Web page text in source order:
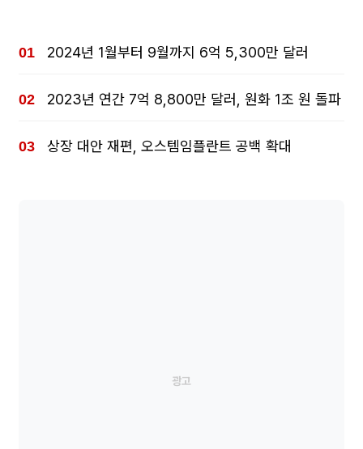
2024년 1월부터 9월까지 6억 5,300만 달러
2023년 연간 7억 8,800만 달러, 원화 1조 원 돌파
상장 대안 재편, 오스템임플란트 공백 확대